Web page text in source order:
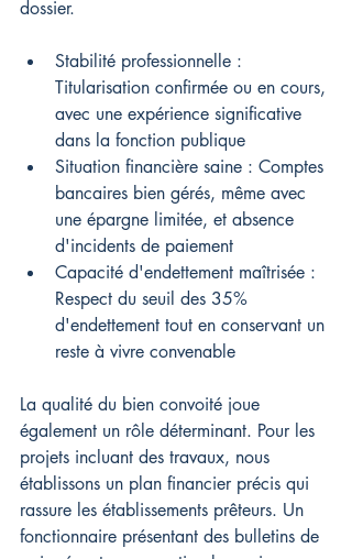
dossier.
Stabilité professionnelle :
Titularisation confirmée ou en cours,
avec une expérience significative
dans la fonction publique
Situation financière saine : Comptes
bancaires bien gérés, même avec
une épargne limitée, et absence
d'incidents de paiement
Capacité d'endettement maîtrisée :
Respect du seuil des 35%
d'endettement tout en conservant un
reste à vivre convenable
La qualité du bien convoité joue
également un rôle déterminant. Pour les
projets incluant des travaux, nous
établissons un plan financier précis qui
rassure les établissements prêteurs. Un
fonctionnaire présentant des bulletins de